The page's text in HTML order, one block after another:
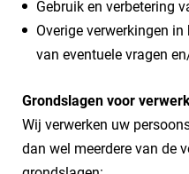
Gebruik en verbetering
Overige verwerkingen
van eventuele vragen
Grondslagen voor
Wij verwerken uw
dan wel meerdere van de